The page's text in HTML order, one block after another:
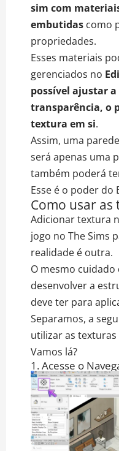
sim com
embutidas como
propriedades.
Esses materiais
gerenciados no
possível ajustar
transparência, o
textura em si.
Assim, uma
será apenas uma
também poderá
Esse é o poder do
Como usar as
Adicionar textura
jogo no The Sims
realidade é outra.
O mesmo
desenvolver a
deve ter para
Separamos, a
utilizar as
Vamos lá?
1. Acesse o